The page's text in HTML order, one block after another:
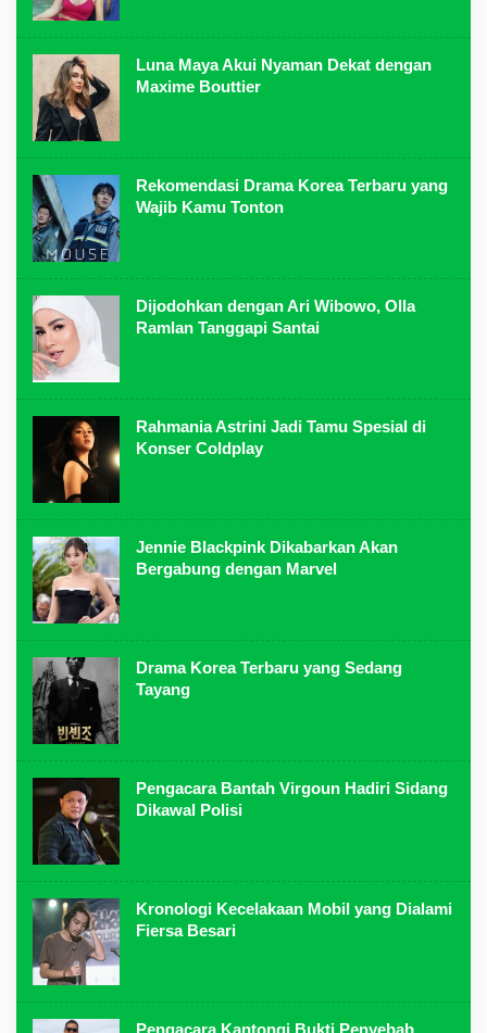
Luna Maya Akui Nyaman Dekat dengan
Maxime Bouttier
Rekomendasi Drama Korea Terbaru yang
Wajib Kamu Tonton
Dijodohkan dengan Ari Wibowo, Olla
Ramlan Tanggapi Santai
Rahmania Astrini Jadi Tamu Spesial di
Konser Coldplay
Jennie Blackpink Dikabarkan Akan
Bergabung dengan Marvel
Drama Korea Terbaru yang Sedang
Tayang
Pengacara Bantah Virgoun Hadiri Sidang
Dikawal Polisi
Kronologi Kecelakaan Mobil yang Dialami
Fiersa Besari
Pengacara Kantongi Bukti Penyebab